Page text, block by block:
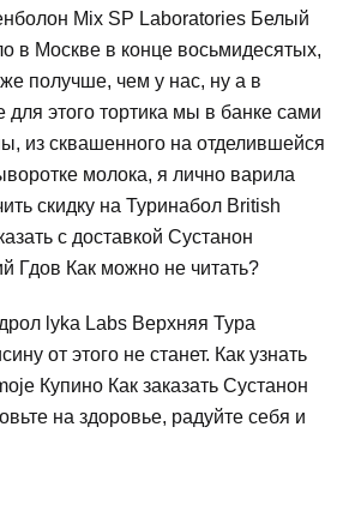
Mix SP Laboratories Белый
в Москве в конце восьмидесятых,
получше, чем у нас, ну а в
этого тортика мы в банке сами
из сквашенного на отделившейся
молока, я лично варила
скидку на Туринабол British
с доставкой Сустанон
Гдов Как можно не читать?
lyka Labs Верхняя Тура
от этого не станет. Как узнать
Купино Как заказать Сустанон
на здоровье, радуйте себя и